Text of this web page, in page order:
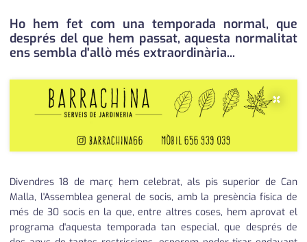
serveis
societat
successos
urbanisme
editorial
Ho hem fet com una temporada normal, que
després del que hem passat, aquesta normalitat
ens sembla d'allò més extraordinària...
×
Divendres 18 de març hem celebrat, als pis superior de Can
Malla, l'Assemblea general de socis, amb la presència física de
més de 30 socis en la que, entre altres coses, hem aprovat el
programa d'aquesta temporada tan especial, que després de